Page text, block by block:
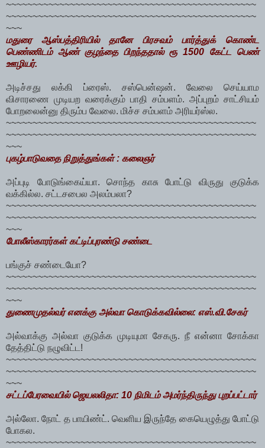
~~~~~~~~~~~~~~~~~~~~~~~~~~~~~~~~~~~~~~~~~~~~~~~
~~~~~~~~~~~~~~~~~~~~~~~~~~~~~~~~~~~~~~~~~~~~~~~
~~~
மதுரை ஆஸ்பத்திரியில் தானே பிரசவம் பார்த்துக் கொண்ட
பெண்ணிடம் ஆண் குழந்தை பிறந்ததால் ரூ 1500 கேட்ட பெண்
ஊழியர்.
அடிச்சது லக்கி ப்ரைஸ். சஸ்பென்ஷன். வேலை செய்யாம
விசாரணை முடியற வரைக்கும் பாதி சம்பளம். அப்புறம் சாட்சியம்
போறலைன்னு திரும்ப வேலை. மிச்ச சம்பளம் அரியர்ஸ்ல.
~~~~~~~~~~~~~~~~~~~~~~~~~~~~~~~~~~~~~~~~~~~~~~~
~~~~~~~~~~~~~~~~~~~~~~~~~~~~~~~~~~~~~~~~~~~~~~~
~~~
புகழ்பாடுவதை நிறுத்துங்கள் : கலைஞர்
அப்புடி போடுங்கைய்யா. சொந்த காசு போட்டு விருது குடுக்க
வக்கில்ல. சட்டசபைல அலம்பலா?
~~~~~~~~~~~~~~~~~~~~~~~~~~~~~~~~~~~~~~~~~~~~~~~
~~~~~~~~~~~~~~~~~~~~~~~~~~~~~~~~~~~~~~~~~~~~~~~
~~~
போலீஸ்காரர்கள் கட்டிப்புரண்டு சண்டை
பங்குச் சண்டையோ?
~~~~~~~~~~~~~~~~~~~~~~~~~~~~~~~~~~~~~~~~~~~~~~~
~~~~~~~~~~~~~~~~~~~~~~~~~~~~~~~~~~~~~~~~~~~~~~~
~~~
துணைமுதல்வர் எனக்கு அல்வா கொடுக்கவில்லை: எஸ்.வி.சேகர்
அல்வாக்கு அல்வா குடுக்க முடியுமா சேகரு. நீ என்னா சோக்கா
தேத்திட்டு நழுவிட்ட!
~~~~~~~~~~~~~~~~~~~~~~~~~~~~~~~~~~~~~~~~~~~~~~~
~~~~~~~~~~~~~~~~~~~~~~~~~~~~~~~~~~~~~~~~~~~~~~~
~~~
சட்டப்பேரவையில் ஜெயலலிதா: 10 நிமிடம் அமர்ந்திருந்து புறப்பட்டார்
அல்லோ. நோட் த பாயிண்ட். வெளிய இருந்தே கையெழுத்து போட்டு
போகல.
~~~~~~~~~~~~~~~~~~~~~~~~~~~~~~~~~~~~~~~~~~~~~~~